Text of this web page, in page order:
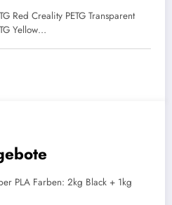
Red Creality PETG Transparent
Yellow…
PLA Farben: 2kg Black + 1kg